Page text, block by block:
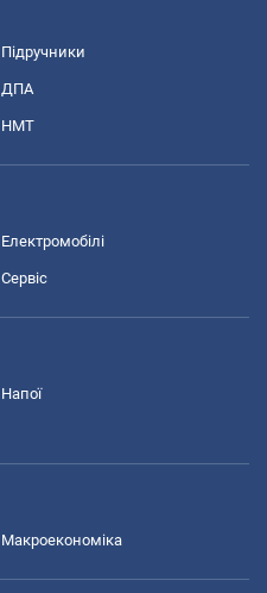
Підручники
ДПА
НМТ
Електромобілі
Сервіс
Напої
Макроекономіка